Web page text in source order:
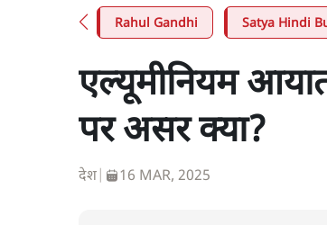
Rahul Gandhi Satya Hindi
एल्यूमीनियम
पर असर क्या?
देश 16 MAR, 2025